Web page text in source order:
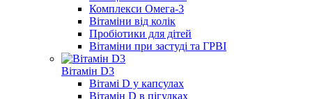
Комплекси Омега-3
Вітаміни від колік
Пробіотики для дітей
Вітаміни при застуді та ГРВІ
Вітамін D3
Вітамі D у капсулах
Вітамін D в пігулках